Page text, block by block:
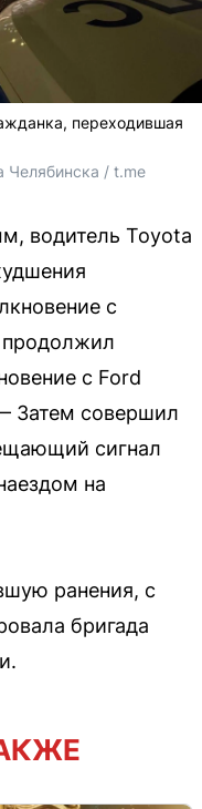
переходившая
Челябинска / t.me
водитель Toyota
с
продолжил
с Ford
Затем совершил
сигнал
на
ранения, с
бригада